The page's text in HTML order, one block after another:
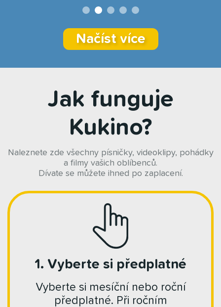
Načíst více
Jak funguje
Kukino?
Naleznete zde všechny písničky, videoklipy, pohádky
a filmy vašich oblíbenců.
Dívate se můžete ihned po zaplacení.
1. Vyberte si předplatné
Vyberte si mesíční nebo roční
předplatné. Při ročním